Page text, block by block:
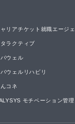
リアチケット就職エージェ
ラクティブ
ウェル
ウェルリハビリ
コネ
モチベーション管理